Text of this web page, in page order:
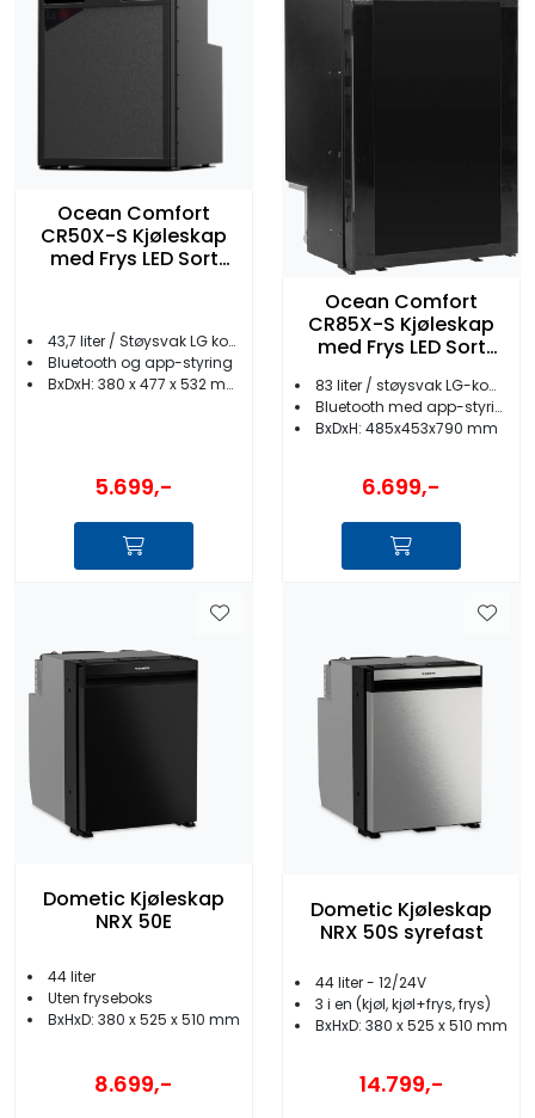
Ocean Comfort
CR50X-S Kjøleskap
med Frys LED Sort
43,7 liter / Støysvak LG kompressor
Bluetooth og app-styring
BxDxH: 380 x 477 x 532 mm
5.699,-
Ocean Comfort
CR85X-S Kjøleskap
med Frys LED Sort
83 liter / støysvak LG-kompressor
Bluetooth med app-styring
BxDxH: 485x453x790 mm
6.699,-
Dometic Kjøleskap
NRX 50E
44 liter
Uten fryseboks
BxHxD: 380 x 525 x 510 mm
8.699,-
Dometic Kjøleskap
NRX 50S syrefast
44 liter - 12/24V
3 i en (kjøl, kjøl+frys, frys)
BxHxD: 380 x 525 x 510 mm
14.799,-